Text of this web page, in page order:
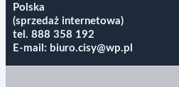
Polska
(sprzedaż internetowa)
tel. 888 358 192
E-mail: biuro.cisy@wp.pl